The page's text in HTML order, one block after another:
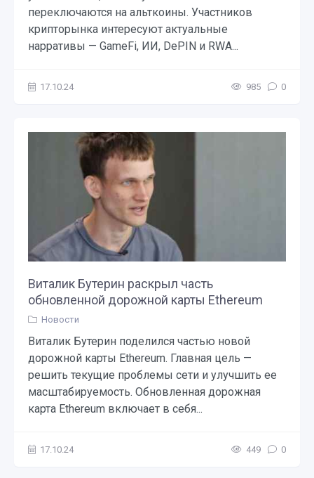
переключаются на альткоины. Участников
крипторынка интересуют актуальные
нарративы — GameFi, ИИ, DePIN и RWA...
17.10.24 985 0
Виталик Бутерин раскрыл часть
обновленной дорожной карты Ethereum
Новости
Виталик Бутерин поделился частью новой
дорожной карты Ethereum. Главная цель —
решить текущие проблемы сети и улучшить ее
масштабируемость. Обновленная дорожная
карта Ethereum включает в себя...
17.10.24 449 0